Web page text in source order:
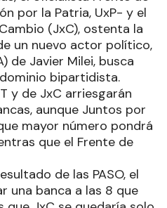
por la Patria, UxP- y el
(JxC), ostenta la
un nuevo actor político,
de Javier Milei, busca
bipartidista.
y de JxC arriesgarán
aunque Juntos por
mayor número pondrá
que el Frente de
de las PASO, el
una banca a las 8 que